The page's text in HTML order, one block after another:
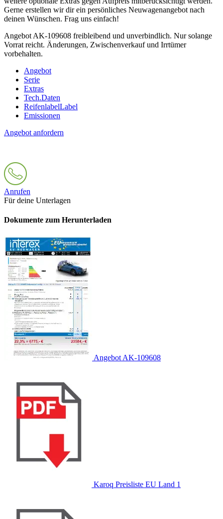
Gerne erstellen wir dir ein persönliches Neuwagenangebot nach
deinen Wünschen. Frag uns einfach!
Angebot AK-109608 freibleibend und unverbindlich. Nur solange
Vorrat reicht. Änderungen, Zwischenverkauf und Irrtümer
vorbehalten.
Angebot
Serie
Extras
Tech.Daten
ReifenlabelLabel
Emissionen
Angebot anfordern
Anrufen
Für deine Unterlagen
Dokumente zum Herunterladen
Angebot AK-109608
Karoq Preisliste EU Land 1